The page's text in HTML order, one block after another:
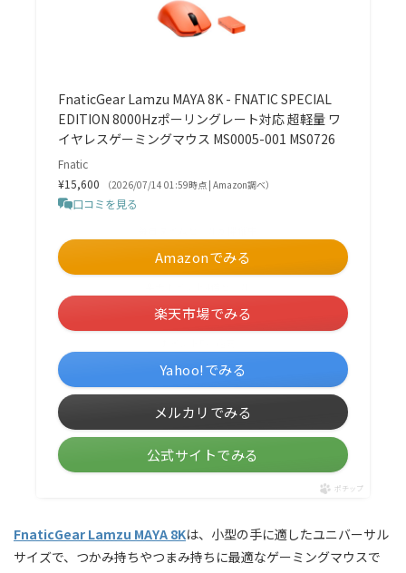
FnaticGear Lamzu MAYA 8K - FNATIC SPECIAL
EDITION 8000Hzポーリングレート対応 超軽量 ワ
イヤレスゲーミングマウス MS0005-001 MS0726
Fnatic
¥15,600
（2026/07/14 01:59時点 | Amazon調べ）
口コミを見る
Amazonでみる
楽天市場でみる
Yahoo!でみる
メルカリでみる
公式サイトでみる
ポチップ
FnaticGear Lamzu MAYA 8Kは、小型の手に適したユニバーサル
サイズで、つかみ持ちやつまみ持ちに最適なゲーミングマウスで